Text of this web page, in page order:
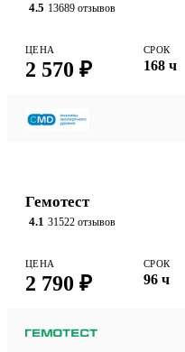
4.5 13689 отзывов
ЦЕНА
2 570 ₽
СРОК
168 ч
Гемотест
4.1 31522 отзывов
ЦЕНА
2 790 ₽
СРОК
96 ч